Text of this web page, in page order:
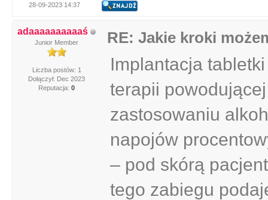
28-09-2023 14:37
adaaaaaaaaaaś
Junior Member
Liczba postów: 1
Dołączył: Dec 2023
Reputacja: 0
RE: Jakie kroki
Implantacja
terapii
zastosowaniu
napojów
– pod skórą
tego zabiegu